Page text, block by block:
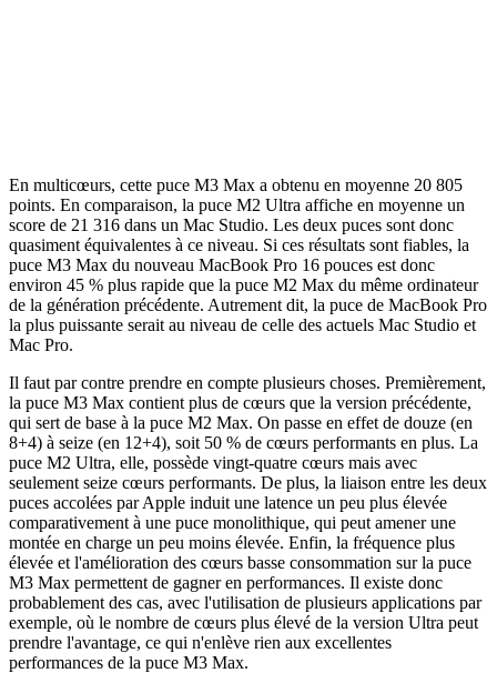
En multicœurs, cette puce M3 Max a obtenu en moyenne 20 805
points. En comparaison, la puce M2 Ultra affiche en moyenne un
score de 21 316 dans un Mac Studio. Les deux puces sont donc
quasiment équivalentes à ce niveau. Si ces résultats sont fiables, la
puce M3 Max du nouveau MacBook Pro 16 pouces est donc
environ 45 % plus rapide que la puce M2 Max du même ordinateur
de la génération précédente. Autrement dit, la puce de MacBook Pro
la plus puissante serait au niveau de celle des actuels Mac Studio et
Mac Pro.
Il faut par contre prendre en compte plusieurs choses. Premièrement,
la puce M3 Max contient plus de cœurs que la version précédente,
qui sert de base à la puce M2 Max. On passe en effet de douze (en
8+4) à seize (en 12+4), soit 50 % de cœurs performants en plus. La
puce M2 Ultra, elle, possède vingt-quatre cœurs mais avec
seulement seize cœurs performants. De plus, la liaison entre les deux
puces accolées par Apple induit une latence un peu plus élevée
comparativement à une puce monolithique, qui peut amener une
montée en charge un peu moins élevée. Enfin, la fréquence plus
élevée et l'amélioration des cœurs basse consommation sur la puce
M3 Max permettent de gagner en performances. Il existe donc
probablement des cas, avec l'utilisation de plusieurs applications par
exemple, où le nombre de cœurs plus élevé de la version Ultra peut
prendre l'avantage, ce qui n'enlève rien aux excellentes
performances de la puce M3 Max.